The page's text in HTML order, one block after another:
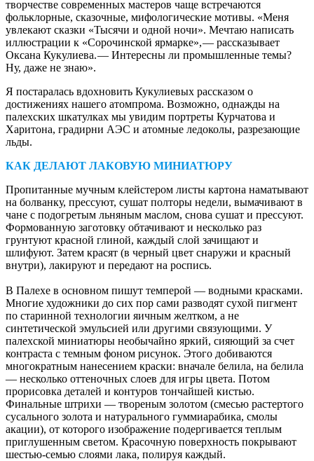
творчестве современных мастеров чаще встречаются
фольклорные, сказочные, мифологические мотивы. «Меня
увлекают сказки «Тысячи и одной ночи». Мечтаю написать
иллюстрации к «Сорочинской ярмарке», — ​рассказывает
Оксана Кукулиева. — ​Интересны ли промышленные темы?
Ну, даже не знаю».
Я постаралась вдохновить Кукулиевых рассказом о
достижениях нашего атомпрома. Возможно, однажды на
палехских шкатулках мы увидим портреты Курчатова и
Харитона, градирни АЭС и атомные ледоколы, разрезающие
льды.
КАК ДЕЛАЮТ ЛАКОВУЮ МИНИАТЮРУ
Пропитанные мучным клейстером листы картона наматывают
на болванку, прессуют, сушат полторы недели, вымачивают в
чане с подогретым льняным маслом, снова сушат и прессуют.
Формованную заготовку обтачивают и несколько раз
грунтуют красной глиной, каждый слой зачищают и
шлифуют. Затем красят (в черный цвет снаружи и красный
внутри), лакируют и передают на роспись.
В Палехе в основном пишут темперой — ​водными красками.
Многие художники до сих пор сами разводят сухой пигмент
по старинной технологии яичным желтком, а не
синтетической эмульсией или другими связующими. У
палехской миниатюры необычайно яркий, сияющий за счет
контраста с темным фоном рисунок. Этого добиваются
многократным нанесением краски: вначале белила, на белила
— ​несколько оттеночных слоев для игры цвета. Потом
прорисовка деталей и контуров тончайшей кистью.
Финальные штрихи — ​твореным золотом (смесью растертого
сусального золота и натурального гуммиарабика, смолы
акации), от которого изображение подергивается теплым
приглушенным светом. Красочную поверхность покрывают
шестью-семью слоями лака, полируя каждый.